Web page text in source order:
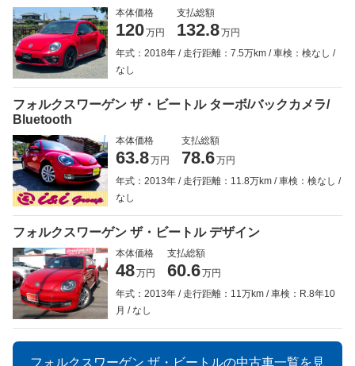
本体価格
120万円
支払総額
132.8万円
年式：2018年
走行距離：7.5万km
車検：検なし
なし
フォルクスワーゲン ザ・ビートル ターボ/バックカメラ/
Bluetooth
本体価格
63.8万円
支払総額
78.6万円
年式：2013年
走行距離：11.8万km
車検：検なし
なし
フォルクスワーゲン ザ・ビートル デザイン
本体価格
48万円
支払総額
60.6万円
年式：2013年
走行距離：11万km
車検：R.8年10
月
なし
フォルクスワーゲン ザ・ビートルの中古車一覧を見